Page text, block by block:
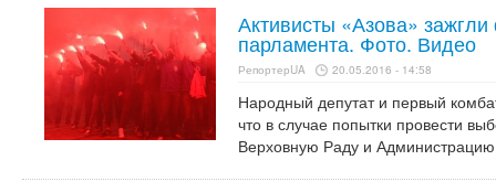
Активисты «Азова»
парламента. Фото. Видео
РепортерUA 20.05.2016 - 14:58
Народный депутат и первый
что в случае попытки провести
Верховную Раду и